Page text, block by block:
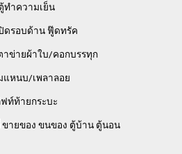
ทำความเย็น
ดรอบด้าน ฟู๊ดทรัค
ข่ายผ้าใบ/คอกบรรทุก
แหนบ/เพลาลอย
ท์ท้ายกระบะ
ขายของ ขนของ ตู้บ้าน ตู้นอน